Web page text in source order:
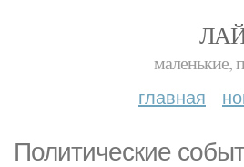
маленькие,
главная
Политические